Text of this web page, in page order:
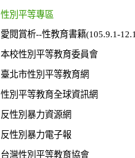
性別平等專區
愛閱賞析--性教育書籍(105.9.1-
本校性別平等教育委員會
臺北市性別平等教育網
性別平等教育全球資訊網
反性別暴力資源網
反性別暴力電子報
台灣性別平等教育協會